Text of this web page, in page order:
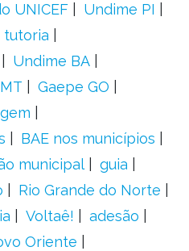
UNICEF
Undime PI
tutoria
Undime BA
Gaepe GO
BAE nos municípios
municipal
guia
Rio Grande do Norte
Voltaê!
adesão
Oriente